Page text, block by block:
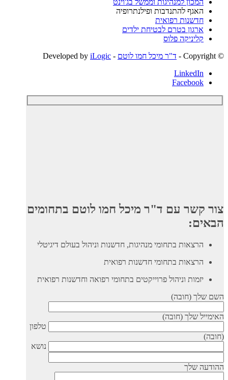
המכון למנהיגות וממשל בג'וינט
האגף להתנדבות ופילנתרופיה
חדשנות רפואית
ארגון בטרם לבטיחת ילדים
קליניקה פלוס
© ‫Copyright -
ד"ר מיכל חמו לוטם - Developed by
iLogic
LinkedIn
Facebook
צור קשר עם ד"ר מיכל חמו לוטם בתחומים
הבאים:
הרצאות בתחומי מנהיגות, חדשנות וניהול בעולם דיגיטלי
הרצאות בתחומי חדשנות רפואית
יזמות וניהול פרוייקטים בתחומי רפואה וחדשנות רפואית
השם שלך (חובה)
האימייל שלך (חובה)
טלפון
(חובה)
נושא
ההודעה שלך